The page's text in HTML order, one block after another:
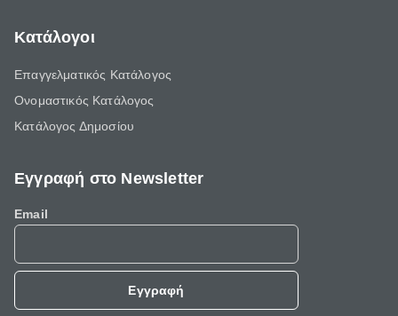
Κατάλογοι
Επαγγελματικός Κατάλογος
Ονομαστικός Κατάλογος
Κατάλογος Δημοσίου
Εγγραφή στο Newsletter
Email
Εγγραφή